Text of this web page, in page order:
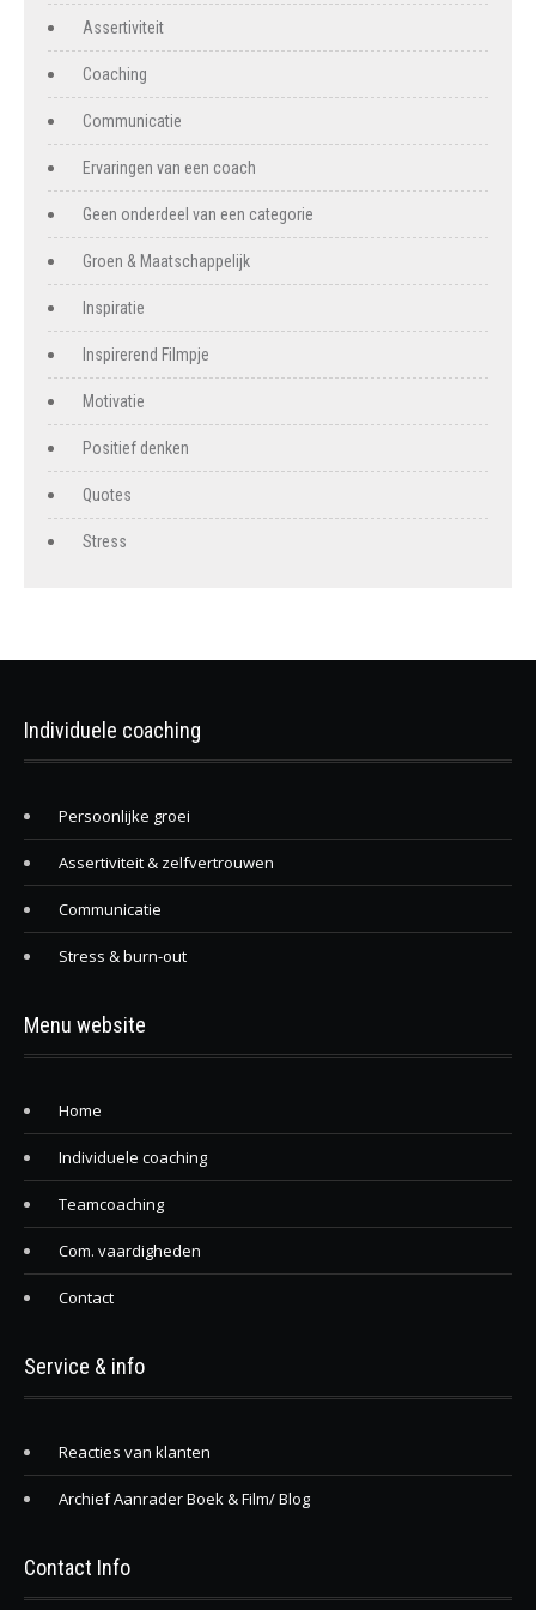
Assertiviteit
Coaching
Communicatie
Ervaringen van een coach
Geen onderdeel van een categorie
Groen & Maatschappelijk
Inspiratie
Inspirerend Filmpje
Motivatie
Positief denken
Quotes
Stress
Individuele coaching
Persoonlijke groei
Assertiviteit & zelfvertrouwen
Communicatie
Stress & burn-out
Menu website
Home
Individuele coaching
Teamcoaching
Com. vaardigheden
Contact
Service & info
Reacties van klanten
Archief Aanrader Boek & Film/ Blog
Contact Info